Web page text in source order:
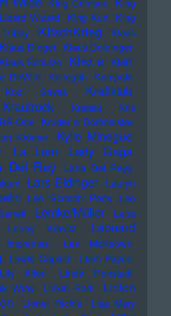
Wizard KIng Kurt KIng
KItschKrieg
Klaas
Klaus Dinger Klaus Doldinger
Klaus Schulze Klez.e KMD
DeVille Kollegah Kompakt
Kool Savas Kraftklub
Krautrock Kreator
Kris
One Kruder & Dorfmeister
Krömer Kylie Minogue
La Lom Lady Gaga
Del Rey
Lana Del Reyy
Lars Eidinger Lauryn
Lee "Scratch" Perry Lee
Lemke/Müller
Lena
Lenny Kravitz
Leonard
Les McKeown
Lewis Capaldi Liam Payne
Lily Allen
Linda Ronstadt
Wray Linkin Park
Linton
Lionel Richie
Lisa Mary